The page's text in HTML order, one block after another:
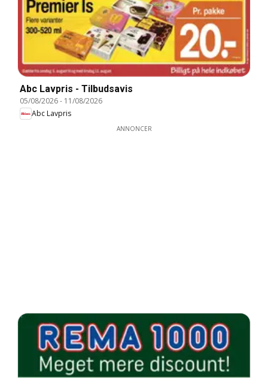
Abc Lavpris - Tilbudsavis
05/08/2026- 11/08/2026
Abc Lavpris
ANNONCER